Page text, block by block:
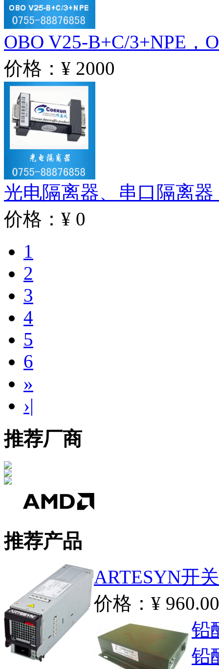
OBO V25-B+C/3+NPE，
价格：¥ 2000
光电隔离器、串口隔离
价格：¥ 0
1
2
3
4
5
6
»
›|
推荐厂商
推荐产品
ARTESYN开
价格：¥ 960.00
铅
铅